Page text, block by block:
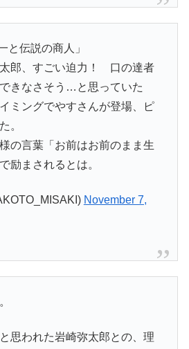
と伝説の商人」
郎、すごい迫力！ 口の達者
きなさそう…と思っていた
ミングでやすさんが登場、ピ
。
の言葉「お前はお前のまま生
励まされるとは。
November 7,
思われた岩崎弥太郎との、理